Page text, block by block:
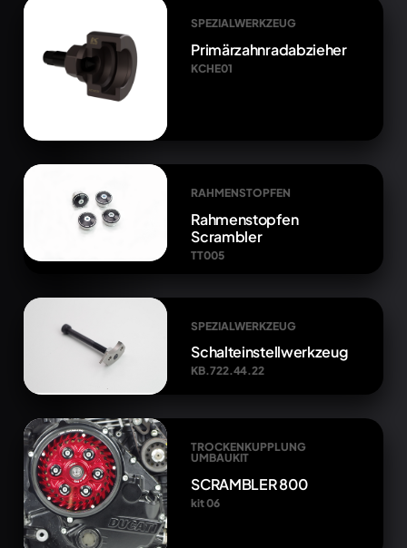
SPEZIALWERKZEUG
Primärzahnradabzieher
KCHE01
RAHMENSTOPFEN
Rahmenstopfen
Scrambler
TT005
SPEZIALWERKZEUG
Schalteinstellwerkzeug
KB.722.44.22
TROCKENKUPPLUNG
UMBAUKIT
SCRAMBLER 800
kit 06